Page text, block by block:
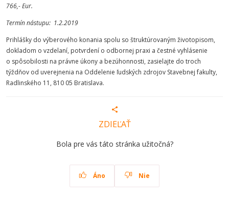
766,- Eur.
Termín nástupu: 1.2.2019
Prihlášky do výberového konania spolu so štruktúrovaným životopisom,
dokladom o vzdelaní, potvrdení o odbornej praxi a čestné vyhlásenie
o spôsobilosti na právne úkony a bezúhonnosti, zasielajte do troch
týždňov od uverejnenia na Oddelenie ľudských zdrojov Stavebnej fakulty,
Radlinského 11, 810 05 Bratislava.
ZDIEĽAŤ
Bola pre vás táto stránka užitočná?
Áno Nie